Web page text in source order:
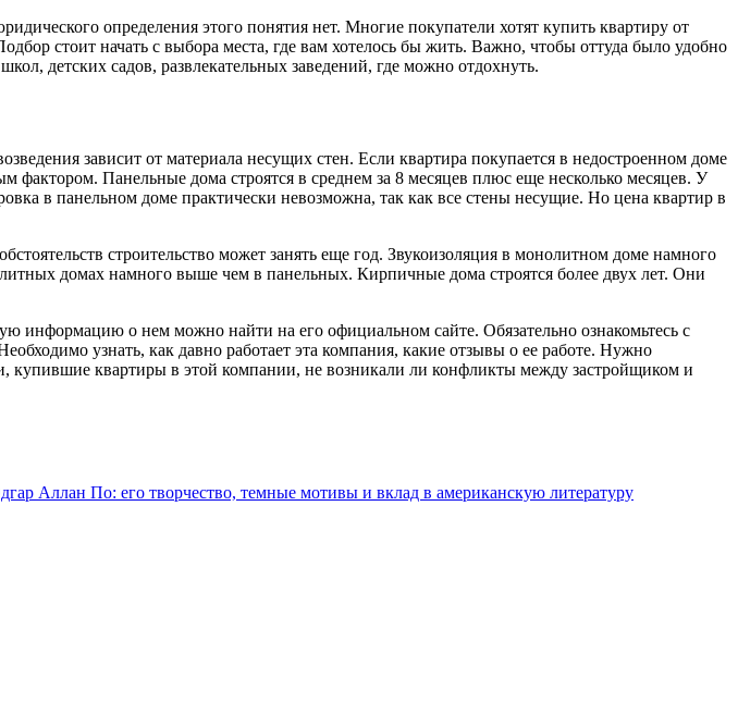
определения этого понятия нет. Многие покупатели хотят купить квартиру от
стоит начать с выбора места, где вам хотелось бы жить. Важно, чтобы оттуда было удобно
детских садов, развлекательных заведений, где можно отдохнуть.
зависит от материала несущих стен. Если квартира покупается в недостроенном доме
Панельные дома строятся в среднем за 8 месяцев плюс еще несколько месяцев. У
в панельном доме практически невозможна, так как все стены несущие. Но цена квартир в
строительство может занять еще год. Звукоизоляция в монолитном доме намного
домах намного выше чем в панельных. Кирпичные дома строятся более двух лет. Они
информацию о нем можно найти на его официальном сайте. Обязательно ознакомьтесь с
узнать, как давно работает эта компания, какие отзывы о ее работе. Нужно
купившие квартиры в этой компании, не возникали ли конфликты между застройщиком и
Аллан По: его творчество, темные мотивы и вклад в американскую литературу